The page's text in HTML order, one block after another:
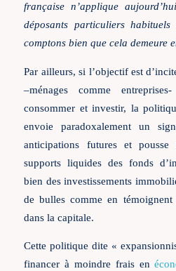
française n’applique
déposants particuliers
comptons bien que cela demeure
Par ailleurs, si l’objectif est
–ménages comme
consommer et investir, la
envoie paradoxalement un
anticipations futures et pousse
supports liquides des fonds
bien des investissements
de bulles comme en
dans la capitale.
Cette politique dite «
financer à moindre frais en